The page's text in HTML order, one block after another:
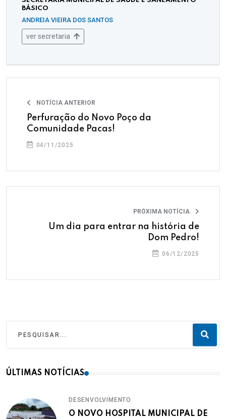
BÁSICO
ANDREIA VIEIRA DOS SANTOS
ver secretaria
NOTÍCIA ANTERIOR
Perfuração do Novo Poço da
Comunidade Pacas!
04/11/2025
PRÓXIMA NOTÍCIA
Um dia para entrar na história de
Dom Pedro!
06/12/2025
ÚLTIMAS NOTÍCIAS
DESENVOLVIMENTO
O NOVO HOSPITAL MUNICIPAL DE